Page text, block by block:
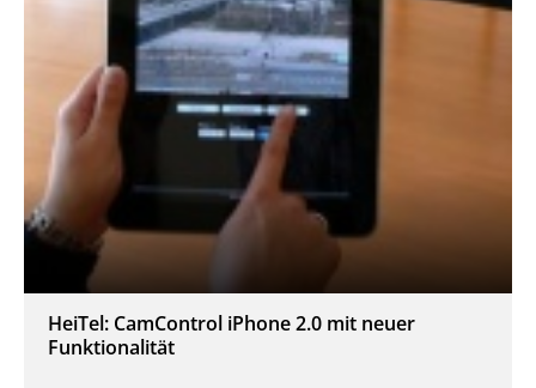
HeiTel: CamControl iPhone 2.0 mit neuer
Funktionalität